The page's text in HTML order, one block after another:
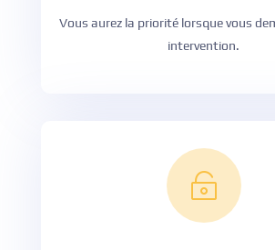
Vous aurez la priorité lorsque vous
intervention.
